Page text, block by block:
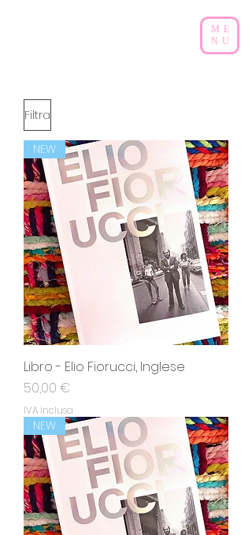
ME
NU
Filtra
NEW
Libro - Elio Fiorucci, Inglese
Prezzo
50,00 €
IVA inclusa
NEW